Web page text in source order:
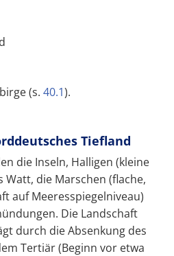
(s. 40.1).
Tiefland
die Inseln, Halligen (kleine
Watt, die Marschen (flache,
auf Meeresspiegelniveau)
Die Landschaft
durch die Absenkung des
Tertiär (Beginn vor etwa